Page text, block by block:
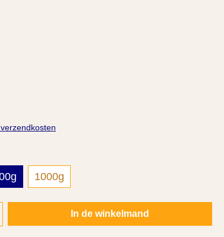
1000g
Voer de gewenste
In de winkelmand